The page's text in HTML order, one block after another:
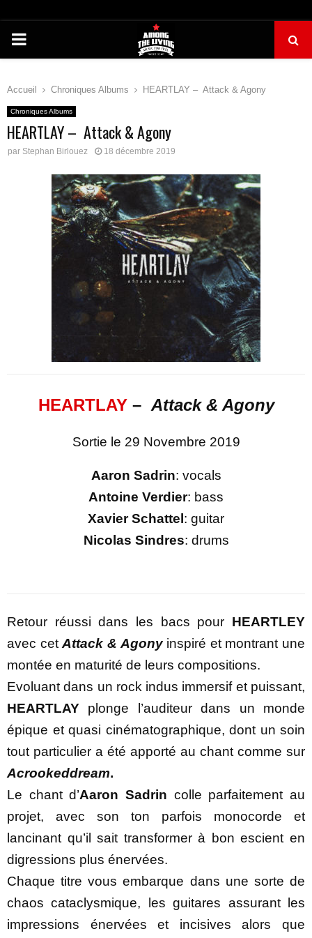
PRIMARY
Accueil Chroniques Albums HEARTLAY – Attack & Agony
Chroniques Albums
HEARTLAY – Attack & Agony
par Stephan Birlouez 18 décembre 2019
HEARTLAY– Attack & Agony
Sortie le 29 Novembre 2019
Aaron Sadrin: vocals
Antoine Verdier: bass
Xavier Schattel : guitar
Nicolas Sindres: drums
Retour réussi dans les bacs pour HEARTLEY
avec cetAttack & Agonyinspiré et montrant une
montée en maturité de leurs compositions.
Evoluant dans un rock indus immersif et puissant,
HEARTLAY plonge l’auditeur dans un monde
épique et quasi cinématographique, dont un soin
tout particulier a été apporté au chant comme sur
Acrookeddream.
Le chant d’Aaron Sadrin colle parfaitement au
projet, avec son ton parfois monocorde et
lancinant qu’il sait transformer à bon escient en
digressions plus énervées.
Chaque titre vous embarque dans une sorte de
chaos cataclysmique, les guitares assurant les
impressions énervées et incisives alors que